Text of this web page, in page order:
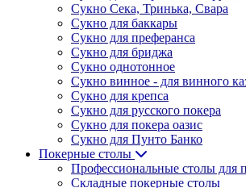
Сукно Сека, Тринька, Свара
Сукно для баккары
Сукно для преферанса
Сукно для бриджа
Сукно однотонное
Сукно винное - для винного
Сукно для крепса
Сукно для русского покера
Сукно для покера оазис
Сукно для Пунто Банко
Покерные столы
Профессиональные столы для
Складные покерные столы